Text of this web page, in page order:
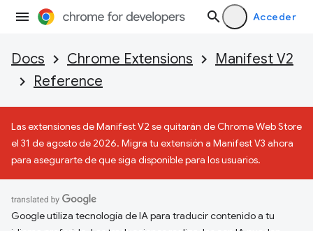
Acceder
Docs Chrome Extensions
Manifest V2
Reference
Las extensiones de Manifest V2 se quitarán de Chrome Web Store
el 31 de agosto de 2026. Migra tu extensión a Manifest V3 ahora
para asegurarte de que siga disponible para los usuarios.
Google utiliza tecnología de IA para traducir contenido a tu